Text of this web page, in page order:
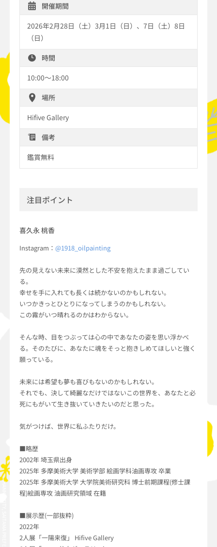
開催期間
2026年2月28日（土）3月1日（日）、7日（土）8日
（日）
時間
10:00～18:00
場所
Hifive Gallery
備考
鑑賞無料
注目ポイント
喜久永 桃香
Instagram： @1918_oilpainting
先の見えない未来に漠然とした不安を抱えたまま過ごしてい
る。
幸せを手に入れても長くは続かないのかもしれない。
いつかきっとひとりになってしまうのかもしれない。
この霧がいつ晴れるのかはわからない。
そんな時、目をつぶっては心の中であなたの姿を思い浮かべ
る。そのたびに、あなたに魂をそっと抱きしめてほしいと強く
願っている。
未来には希望も夢も喜びもないのかもしれない。
それでも、決して綺麗なだけではないこの世界を、あなたと必
死にもがいて生き抜いていきたいのだと思った。
気がつけば、世界に私ふたりだけ。
■略歴
2002年 埼玉県出身
2025年 多摩美術大学 美術学部 絵画学科油画専攻 卒業
2025年 多摩美術大学 大学院美術研究科 博士前期課程(修士課
程)絵画専攻 油画研究領域 在籍
■展示歴(一部抜粋)
2022年
2人展「一陽来復」 Hifive Gallery